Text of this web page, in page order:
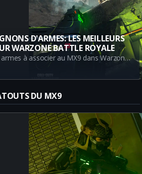
D'ARMES: LES MEILLEURS
WARZONE BATTLE ROYALE
Découvrez les meilleurs armes à associer au MX9 dans Warzone Battle Royale. Cet article met à jour les meilleures options avec les patchs récents et les évolutions META. Optez pour le Bruen Mk9, le SOA Subverter ou le Holger 556 et devenez un guerrier redoutable.
DU MX9